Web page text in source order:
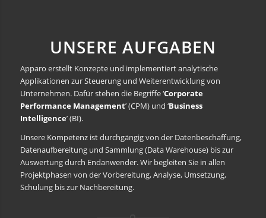
UNSERE AUFGABEN
Apparo erstellt Konzepte und implementiert analytische
Applikationen zur Steuerung und Weiterentwicklung von
Unternehmen. Dafür stehen die Begriffe ‘Corporate
Performance Management’ (CPM) und ‘Business
Intelligence’ (BI).
Unsere Kompetenz ist durchgängig von der Datenbeschaffung,
Datenaufbereitung und Sammlung (Data Warehouse) bis zur
Auswertung durch Endanwender. Wir begleiten Sie in allen
Projektphasen von der Vorbereitung, Analyse, Umsetzung,
Schulung bis zur Nachbereitung.